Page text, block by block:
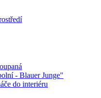
- Blauer Junge"
do interiéru